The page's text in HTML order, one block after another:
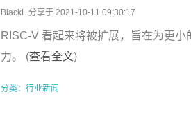
BlackL 分享于 2021-10-11 09:30:17
RISC-V 看起来将被扩展，旨在为更
力。 (查看全文)
分类：行业新闻